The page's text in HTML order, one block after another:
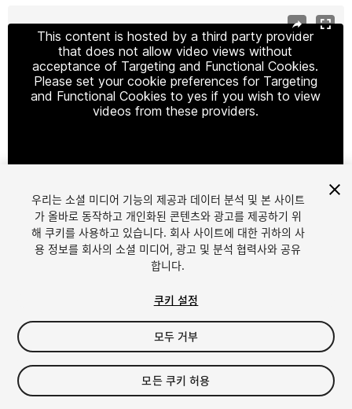
This content is hosted by a third party provider
that does not allow video views without
acceptance of Targeting and Functional Cookies.
Please set your cookie preferences for Targeting
and Functional Cookies to yes if you wish to view
videos from these providers.
1/15
$18.99
세금/부가세는 결제 시 반영됩니다.
우리는 소셜 미디어 기능의 제공과 데이터 분석 및 본 사이트
가 올바로 동작하고 개인화된 콘텐츠와 광고를 제공하기 위
해 쿠키를 사용하고 있습니다. 회사 사이트에 대한 귀하의 사
용 정보를 회사의 소셜 미디어, 광고 및 분석 협력사와 공유
합니다.
쿠키 설정
모두 거부
모든 쿠키 허용